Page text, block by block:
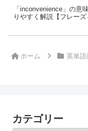
「inconvenience」の意
りやすく解説【フレーズ
ホーム 英単語
カテゴリー